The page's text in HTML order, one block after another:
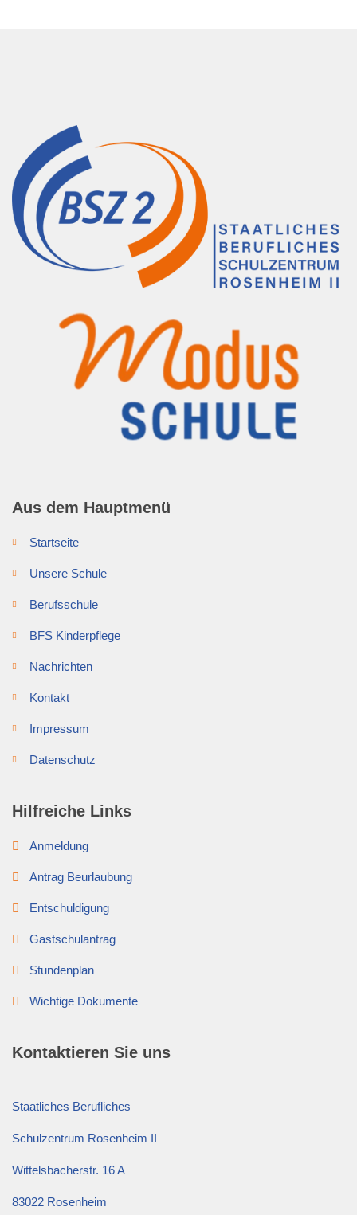
Aus dem Hauptmenü
Startseite
Unsere Schule
Berufsschule
BFS Kinderpflege
Nachrichten
Kontakt
Impressum
Datenschutz
Hilfreiche Links
Anmeldung
Antrag Beurlaubung
Entschuldigung
Gastschulantrag
Stundenplan
Wichtige Dokumente
Kontaktieren Sie uns
Staatliches Berufliches
Schulzentrum Rosenheim II
Wittelsbacherstr. 16 A
83022 Rosenheim